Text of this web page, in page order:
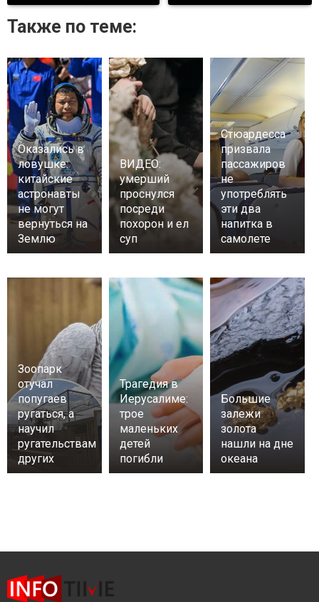
Также по теме:
Оказались в
ловушке:
китайские
астронавты
не могут
вернуться на
Землю
ВИДЕО:
умерший
проснулся
посреди
похорон и ел
суп
Стюардесса
призвала
пассажиров
не
употреблять
эти два
напитка в
самолете
Зоопарк
отучал
попугаев
ругаться, а
научил
ругательствам
других
Трагедия в
Иерусалиме:
трое
маленьких
детей
погибли
Большие
залежи
золота
нашли на дне
океана